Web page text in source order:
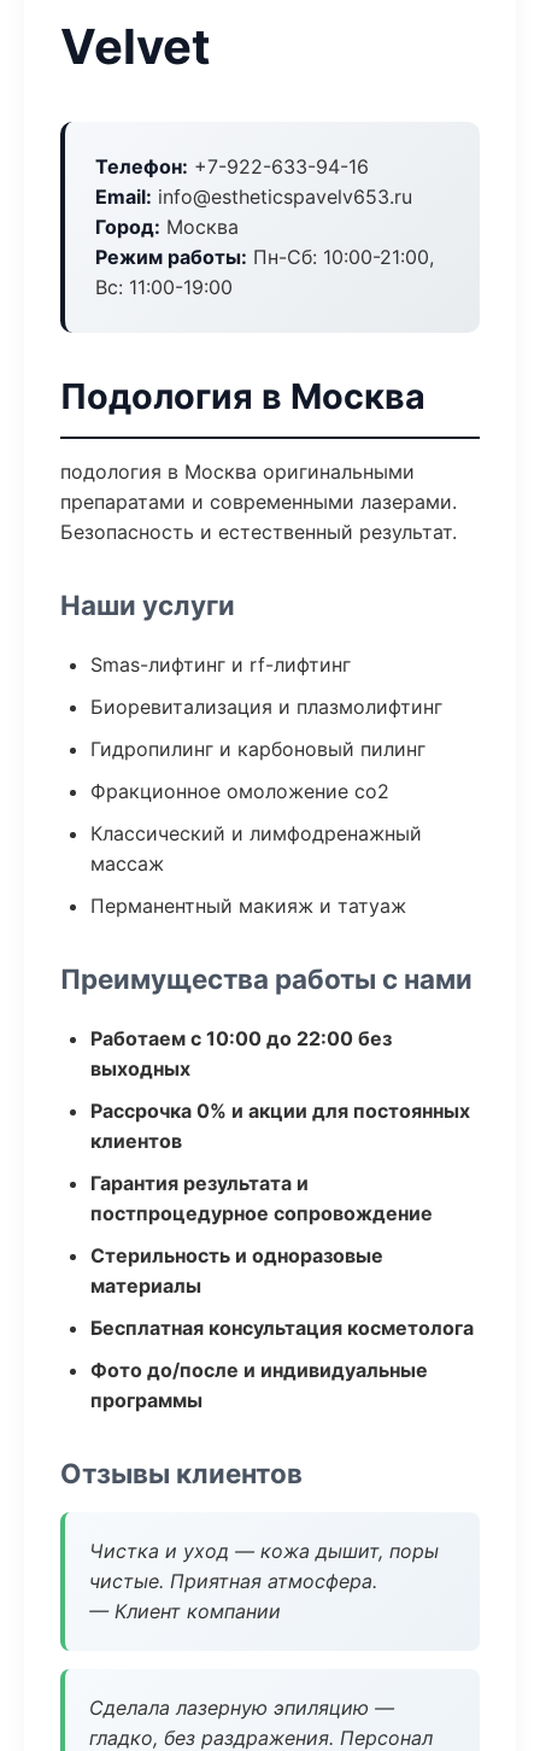
Velvet
Телефон: +7-922-633-94-16
Email: info@estheticspavelv653.ru
Город: Москва
Режим работы: Пн-Сб: 10:00-21:00,
Вс: 11:00-19:00
Подология в Москва
подология в Москва оригинальными
препаратами и современными лазерами.
Безопасность и естественный результат.
Наши услуги
Smas-лифтинг и rf-лифтинг
Биоревитализация и плазмолифтинг
Гидропилинг и карбоновый пилинг
Фракционное омоложение co2
Классический и лимфодренажный
массаж
Перманентный макияж и татуаж
Преимущества работы с нами
Работаем с 10:00 до 22:00 без
выходных
Рассрочка 0% и акции для постоянных
клиентов
Гарантия результата и
постпроцедурное сопровождение
Стерильность и одноразовые
материалы
Бесплатная консультация косметолога
Фото до/после и индивидуальные
программы
Отзывы клиентов
Чистка и уход — кожа дышит, поры
чистые. Приятная атмосфера.
— Клиент компании
Сделала лазерную эпиляцию —
гладко, без раздражения. Персонал